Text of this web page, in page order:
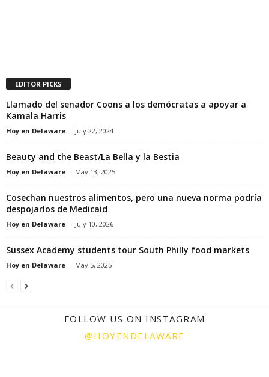
EDITOR PICKS
Llamado del senador Coons a los demócratas a apoyar a
Kamala Harris
Hoy en Delaware - July 22, 2024
Beauty and the Beast/La Bella y la Bestia
Hoy en Delaware - May 13, 2025
Cosechan nuestros alimentos, pero una nueva norma podría
despojarlos de Medicaid
Hoy en Delaware - July 10, 2026
Sussex Academy students tour South Philly food markets
Hoy en Delaware - May 5, 2025
FOLLOW US ON INSTAGRAM
@HOYENDELAWARE